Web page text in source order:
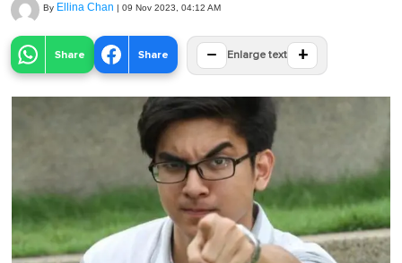
By Ellina Chan | 09 Nov 2023, 04:12 AM
Share Share − Enlarge text +